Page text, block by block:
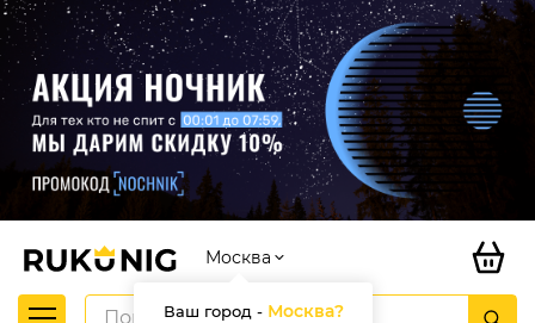
Москва
Ваш город - Москва?